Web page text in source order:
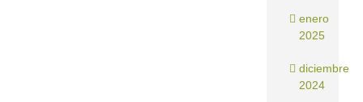
enero
2025
diciembre
2024